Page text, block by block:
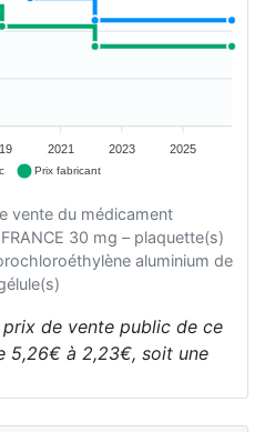
2021 2023 2025
Prix fabricant
vente du médicament
30 mg – plaquette(s)
aluminium de
prix de vente public de ce
5,26€ à 2,23€, soit une